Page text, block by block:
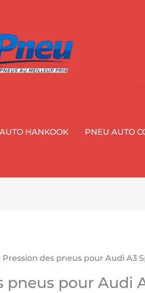
HANKOOK PNEU AUTO
Pression des pneus pour Audi A3
pneus pour Audi